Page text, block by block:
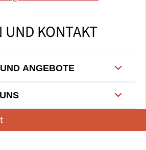
KONTAKT
ANGEBOTE